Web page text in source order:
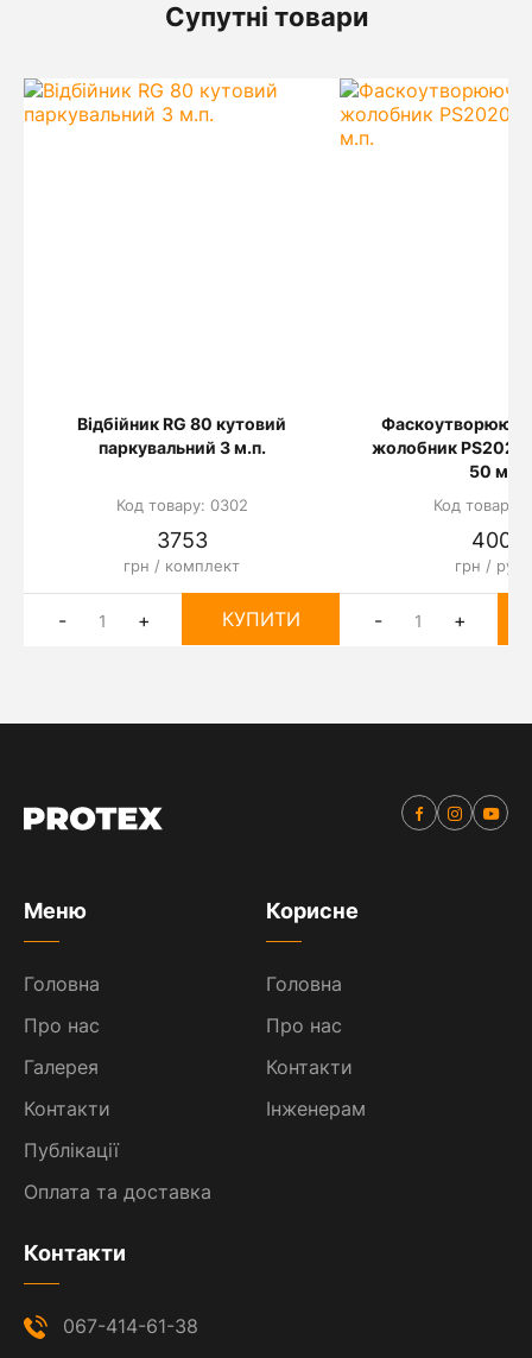
Супутні товари
Відбійник RG 80 кутовий
паркувальний 3 м.п.
Код товару: 0302
3753
грн / комплект
- + КУПИТИ
жолобник
50 м.п.
Код товару:
4000
грн /
- +
Меню
Головна
Про нас
Галерея
Контакти
Публікації
Оплата та доставка
Корисне
Головна
Про нас
Контакти
Інженерам
Контакти
067-414-61-38